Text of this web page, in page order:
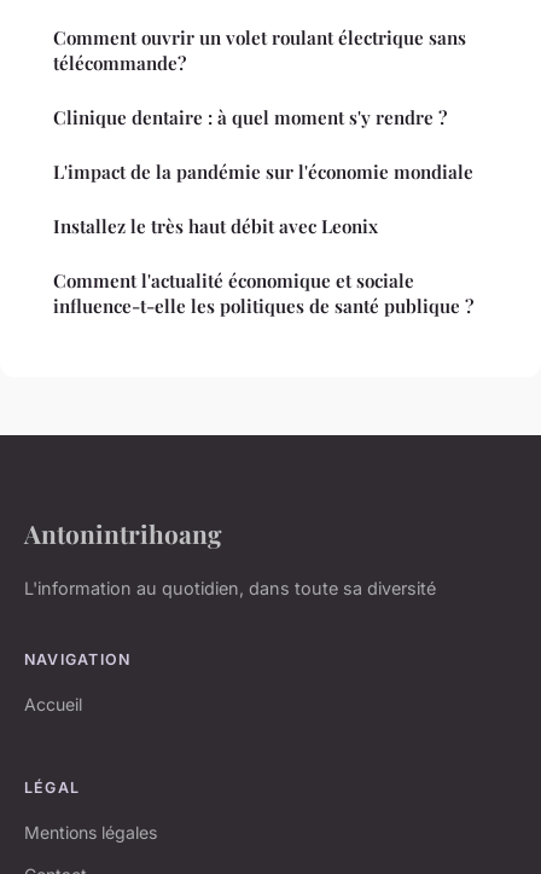
Comment ouvrir un volet roulant électrique sans
télécommande?
Clinique dentaire : à quel moment s'y rendre ?
L'impact de la pandémie sur l'économie mondiale
Installez le très haut débit avec Leonix
Comment l'actualité économique et sociale
influence-t-elle les politiques de santé publique ?
Antonintrihoang
L'information au quotidien, dans toute sa diversité
NAVIGATION
Accueil
LÉGAL
Mentions légales